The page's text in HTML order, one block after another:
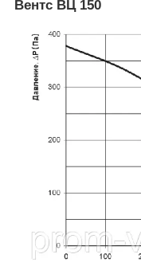
Вентс ВЦ 150